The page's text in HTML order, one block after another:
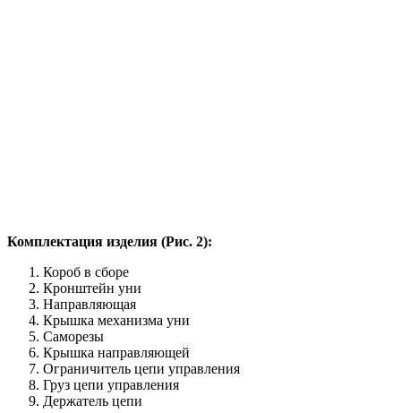
Комплектация изделия (Рис. 2):
Короб в сборе
Кронштейн уни
Направляющая
Крышка механизма уни
Саморезы
Крышка направляющей
Ограничитель цепи управления
Груз цепи управления
Держатель цепи